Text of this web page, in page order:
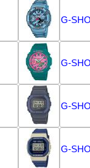
G-
G-
G-
G-